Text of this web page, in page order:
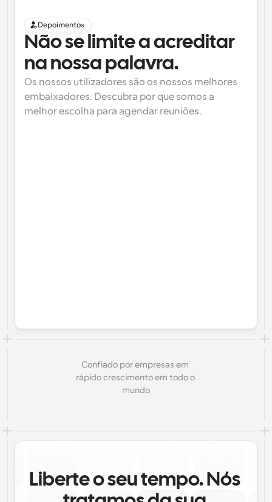
Depoimentos
Não se limite a acreditar
na nossa palavra.
Os nossos utilizadores são os nossos melhores
embaixadores. Descubra por que somos a
melhor escolha para agendar reuniões.
Confiado por empresas em
rápido crescimento em todo o
mundo
Liberte o seu tempo. Nós